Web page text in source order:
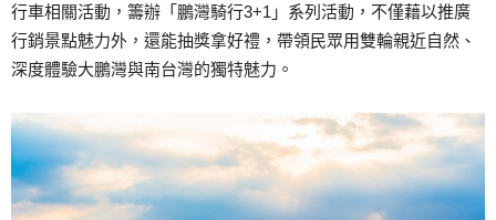
行車相關活動，籌辦「鵬灣騎行3+1」系列活動，不僅藉以推廣
行銷景點魅力外，還能抽獎拿好禮，帶領民眾用雙輪親近自然、
深度體驗大鵬灣與南台灣的獨特魅力。